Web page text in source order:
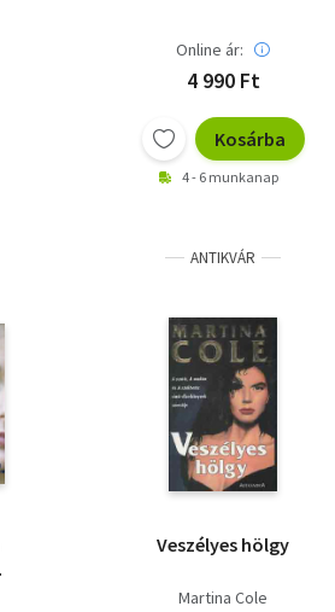
Online ár:
4 990 Ft
Kosárba
4 - 6 munkanap
ANTIKVÁR
Veszélyes hölgy
Martina Cole